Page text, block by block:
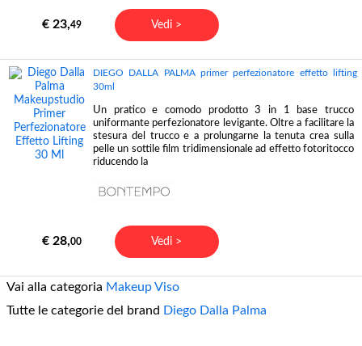
€ 23,49 Vedi >
DIEGO DALLA PALMA primer perfezionatore effetto lifting
30ml
Un pratico e comodo prodotto 3 in 1 base trucco
uniformante perfezionatore levigante. Oltre a facilitare la
stesura del trucco e a prolungarne la tenuta crea sulla
pelle un sottile film tridimensionale ad effetto fotoritocco
riducendo la
€ 28,00 Vedi >
Vai alla categoria Makeup Viso
Tutte le categorie del brand Diego Dalla Palma